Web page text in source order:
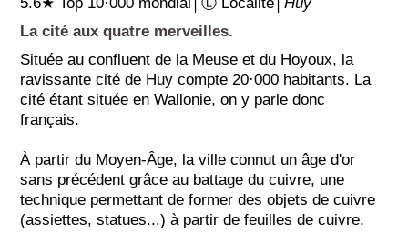
La cité aux quatre merveilles.
Située au confluent de la Meuse et du Hoyoux, la
ravissante cité de Huy compte 20·000 habitants. La
cité étant située en Wallonie, on y parle donc
français.
À partir du Moyen-Âge, la ville connut un âge d'or
sans précédent grâce au battage du cuivre, une
technique permettant de former des objets de cuivre
(assiettes, statues...) à partir de feuilles de cuivre.